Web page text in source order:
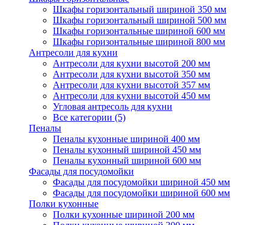
Шкафы горизонтальный шириной 350 мм
Шкафы горизонтальный шириной 500 мм
Шкафы горизонтальные шириной 600 мм
Шкафы горизонтальные шириной 800 мм
Антресоли для кухни
Антресоли для кухни высотой 200 мм
Антресоли для кухни высотой 350 мм
Антресоли для кухни высотой 357 мм
Антресоли для кухни высотой 450 мм
Угловая антресоль для кухни
Все категории (5)
Пеналы
Пеналы кухонные шириной 400 мм
Пеналы кухонный шириной 450 мм
Пеналы кухонный шириной 600 мм
Фасады для посудомойки
Фасады для посудомойки шириной 450 мм
Фасады для посудомойки шириной 600 мм
Полки кухонные
Полки кухонные шириной 200 мм